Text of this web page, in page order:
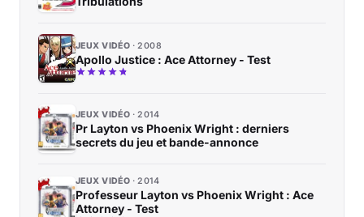
JEUX VIDÉO 2008
Apollo Justice : Ace Attorney - Test
JEUX VIDÉO 2014
Pr Layton vs Phoenix Wright : derniers
secrets du jeu et bande-annonce
JEUX VIDÉO 2014
Professeur Layton vs Phoenix Wright : Ace
Attorney - Test